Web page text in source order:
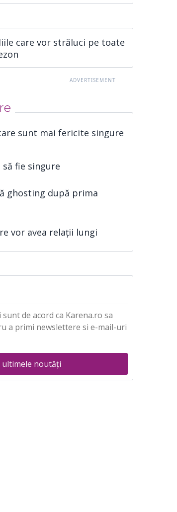
care vor străluci pe toate
sunt mai fericite singure
fie singure
ghosting după prima
vor avea relații lungi
de acord ca Karena.ro sa
a primi newslettere si e-mail-uri
ultimele noutăți